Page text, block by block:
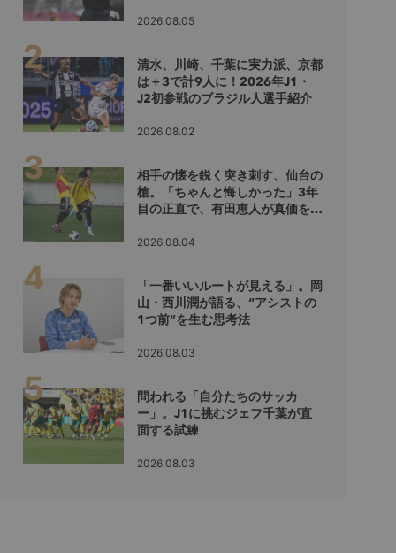
2026.08.05
清水、川崎、千葉に実力派、京都
は＋3で計9人に！2026年J1・
J2初参戦のブラジル人選手紹介
2026.08.02
相手の懐を鋭く突き刺す、仙台の
槍。「ちゃんと悔しかった」3年
目の正直で、有田恵人が真価を示
2026.08.04
「一番いいルートが見える」。岡
山・西川潤が語る、“アシストの
1つ前”を生む思考法
2026.08.03
問われる「自分たちのサッカ
ー」。J1に挑むジェフ千葉が直
面する試練
2026.08.03